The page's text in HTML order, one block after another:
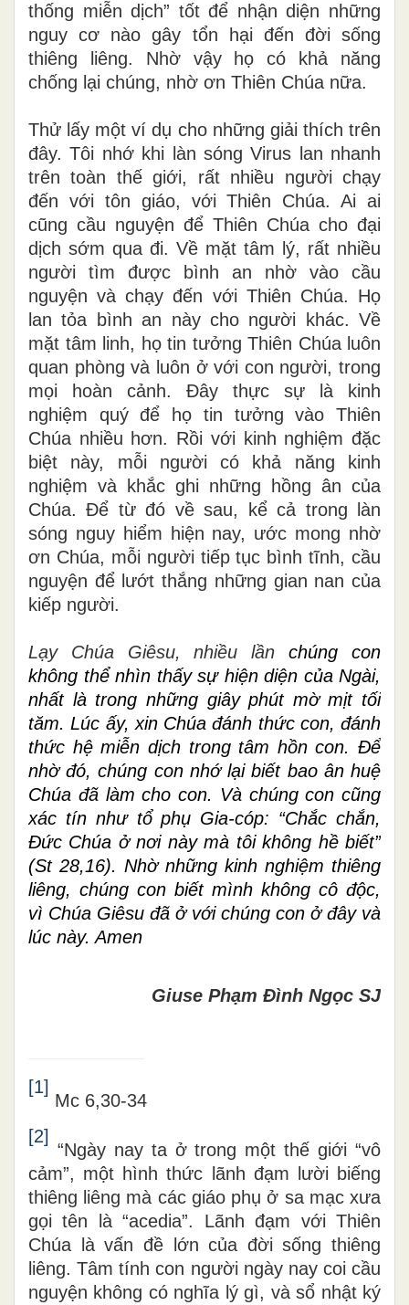
thống miễn dịch” tốt để nhận diện những
nguy cơ nào gây tổn hại đến đời sống
thiêng liêng. Nhờ vậy họ có khả năng
chống lại chúng, nhờ ơn Thiên Chúa nữa.
Thử lấy một ví dụ cho những giải thích trên
đây. Tôi nhớ khi làn sóng Virus lan nhanh
trên toàn thế giới, rất nhiều người chạy
đến với tôn giáo, với Thiên Chúa. Ai ai
cũng cầu nguyện để Thiên Chúa cho đại
dịch sớm qua đi. Về mặt tâm lý, rất nhiều
người tìm được bình an nhờ vào cầu
nguyện và chạy đến với Thiên Chúa. Họ
lan tỏa bình an này cho người khác. Về
mặt tâm linh, họ tin tưởng Thiên Chúa luôn
quan phòng và luôn ở với con người, trong
mọi hoàn cảnh. Đây thực sự là kinh
nghiệm quý để họ tin tưởng vào Thiên
Chúa nhiều hơn. Rồi với kinh nghiệm đặc
biệt này, mỗi người có khả năng kinh
nghiệm và khắc ghi những hồng ân của
Chúa. Để từ đó về sau, kể cả trong làn
sóng nguy hiểm hiện nay, ước mong nhờ
ơn Chúa, mỗi người tiếp tục bình tĩnh, cầu
nguyện để lướt thắng những gian nan của
kiếp người.
Lạy Chúa Giêsu, nhiều lần chúng con
không thể nhìn thấy sự hiện diện của Ngài,
nhất là trong những giây phút mờ mịt tối
tăm. Lúc ấy, xin Chúa đánh thức con, đánh
thức hệ miễn dịch trong tâm hồn con. Để
nhờ đó, chúng con nhớ lại biết bao ân huệ
Chúa đã làm cho con. Và chúng con cũng
xác tín như tổ phụ Gia-cóp: “Chắc chắn,
Đức Chúa ở nơi này mà tôi không hề biết”
(St 28,16). Nhờ những kinh nghiệm thiêng
liêng, chúng con biết mình không cô độc,
vì Chúa Giêsu đã ở với chúng con ở đây và
lúc này. Amen
Giuse Phạm Đình Ngọc SJ
[1]
Mc 6,30-34
[2]
“Ngày nay ta ở trong một thế giới “vô
cảm”, một hình thức lãnh đạm lười biếng
thiêng liêng mà các giáo phụ ở sa mạc xưa
gọi tên là “acedia”. Lãnh đạm với Thiên
Chúa là vấn đề lớn của đời sống thiêng
liêng. Tâm tính con người ngày nay coi cầu
nguyện không có nghĩa lý gì, và sổ nhật ký